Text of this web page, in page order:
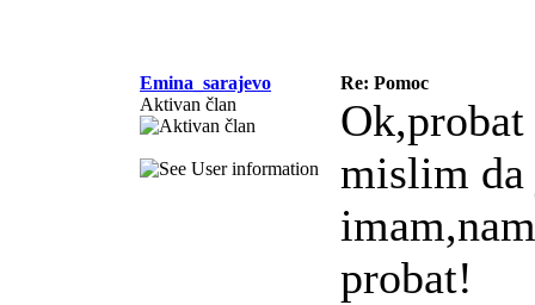
Emina_sarajevo
Re: Pomoc
Aktivan član
mislim
probat!